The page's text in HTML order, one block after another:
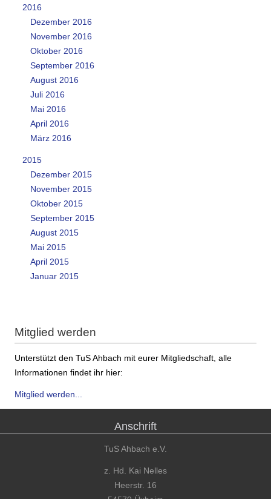
2016
Dezember 2016
November 2016
Oktober 2016
September 2016
August 2016
Juli 2016
Mai 2016
April 2016
März 2016
2015
Dezember 2015
November 2015
Oktober 2015
September 2015
August 2015
Mai 2015
April 2015
Januar 2015
Mitglied werden
Unterstützt den TuS Ahbach mit eurer Mitgliedschaft, alle
Informationen findet ihr hier:
Mitglied werden...
Anschrift
TuS Ahbach e.V.
z. Hd. Kai Nelles
Heerstr. 16